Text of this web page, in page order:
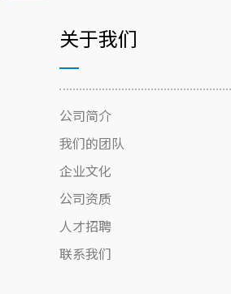
关于我们
公司简介
我们的团队
企业文化
公司资质
人才招聘
联系我们